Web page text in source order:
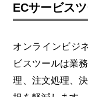
ECサービス
オンラインビジ
ビスツールは業
理、注文処理、